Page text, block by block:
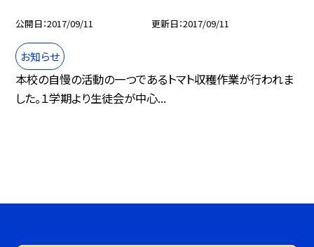
公開日 2017/09/11 更新日 2017/09/11
お知らせ
本校の自慢の活動の一つであるトマト収穫作業が行われま
した。１学期より生徒会が中心...